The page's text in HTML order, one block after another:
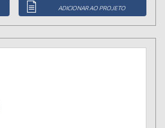
ADICIONAR AO PROJETO